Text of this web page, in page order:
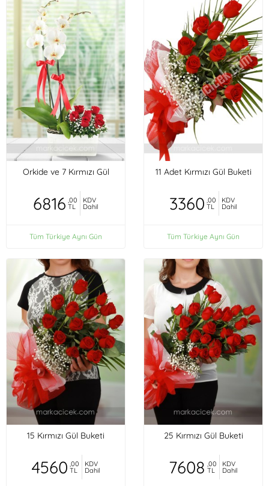
Orkide ve 7 Kırmızı Gül
6816 ,00
TL
KDV
Dahil
Tüm Türkiye Aynı Gün
11 Adet Kırmızı Gül Buketi
3360 ,00
TL
KDV
Dahil
Tüm Türkiye Aynı Gün
15 Kırmızı Gül Buketi
4560 ,00
TL
KDV
Dahil
25 Kırmızı Gül Buketi
7608 ,00
TL
KDV
Dahil